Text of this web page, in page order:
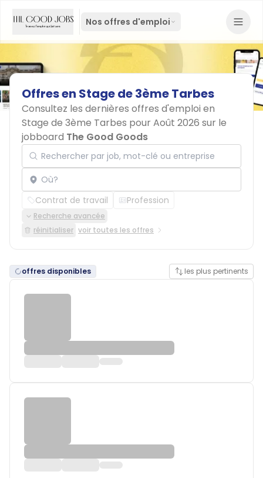
Nos offres d'emploi
Offresen Stagede3èmeTarbes
Consultez les dernières offres d'emploi en
Stage de 3ème Tarbes pour Août 2026 sur le
jobboard The Good Goods
Rechercher par job, mot-clé ou entreprise
Localisation
Contrat de travail Profession
Recherche avancée
réinitialiser voir toutes les offres
offres disponibles les plus pertinents